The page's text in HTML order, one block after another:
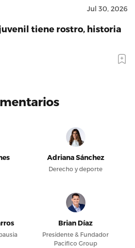
Jul 30, 2026
tiene rostro, historia
Adriana Sánchez
Derecho y deporte
Brian Díaz
Presidente & Fundador
Pacifico Group